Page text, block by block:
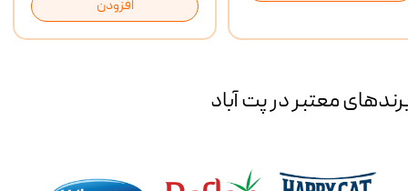
افزودن
معتبر در پت آباد